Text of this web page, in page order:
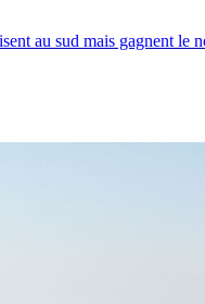
au sud mais gagnent le